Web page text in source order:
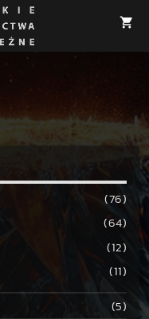
shopping_cart
(76)
(64)
(12)
(11)
(5)